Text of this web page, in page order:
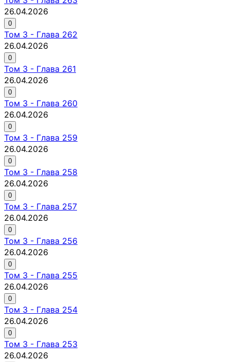
26.04.2026
0
Том 3 - Глава 262
26.04.2026
0
Том 3 - Глава 261
26.04.2026
0
Том 3 - Глава 260
26.04.2026
0
Том 3 - Глава 259
26.04.2026
0
Том 3 - Глава 258
26.04.2026
0
Том 3 - Глава 257
26.04.2026
0
Том 3 - Глава 256
26.04.2026
0
Том 3 - Глава 255
26.04.2026
0
Том 3 - Глава 254
26.04.2026
0
Том 3 - Глава 253
26.04.2026